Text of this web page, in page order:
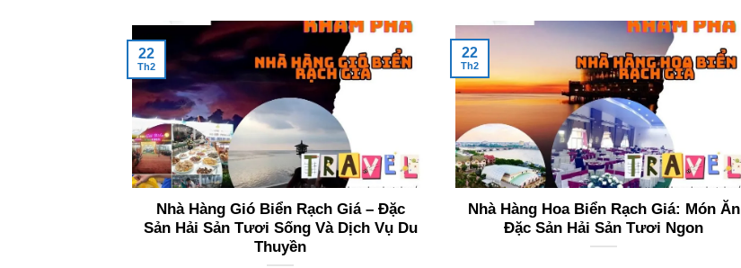
Nhà Hàng Gió Biển Rạch Giá – Đặc
Sản Hải Sản Tươi Sống Và Dịch Vụ Du
Thuyền
22
Th2
Nhà Hàng Hoa Biển Rạch Giá: Món Ăn
Đặc Sản Hải Sản Tươi Ngon
22
Th2